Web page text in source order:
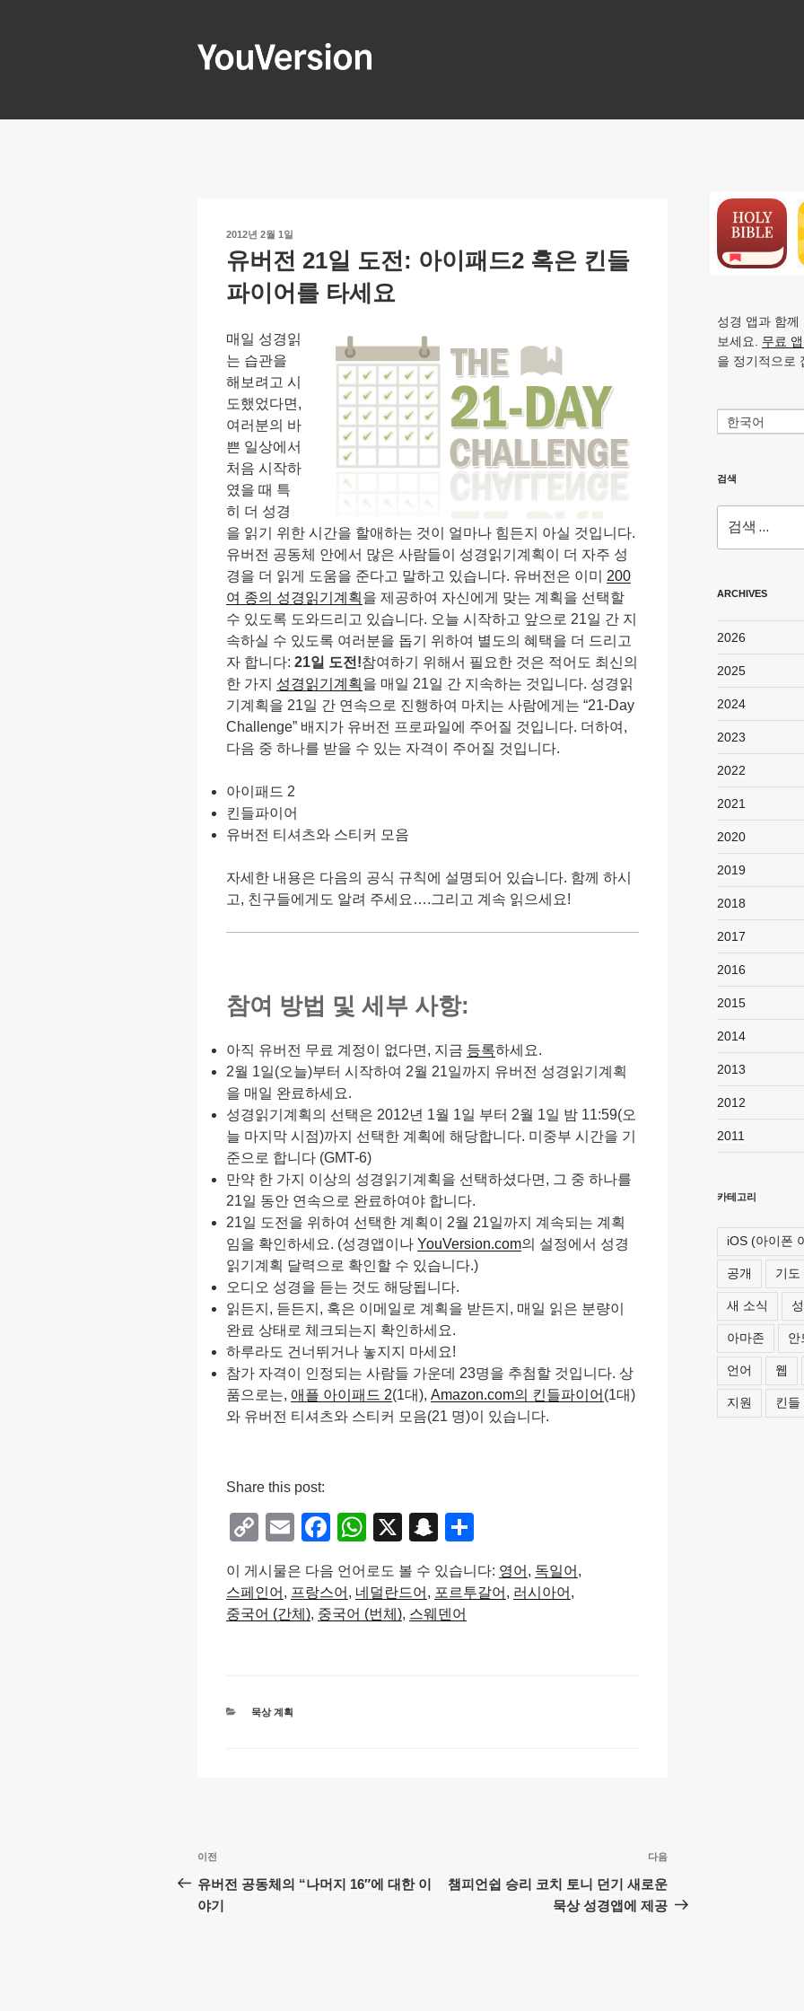
로
작
일
2012년 2월 1일
유버전 21일 도전: 아이패드2 혹은 킨들
파이어를 타세요
매일 성경읽
는 습관을
해보려고 시
도했었다면,
여러분의 바
쁜 일상에서
처음 시작하
였을 때 특
히 더 성경
을 읽기 위한 시간을 할애하는 것이 얼마나 힘든지 아실 것입니다.
유버전 공동체 안에서 많은 사람들이 성경읽기계획이 더 자주 성
경을 더 읽게 도움을 준다고 말하고 있습니다. 유버전은 이미 200
여 종의 성경읽기계획을 제공하여 자신에게 맞는 계획을 선택할
수 있도록 도와드리고 있습니다. 오늘 시작하고 앞으로 21일 간 지
속하실 수 있도록 여러분을 돕기 위하여 별도의 혜택을 더 드리고
자 합니다: 21일 도전!참여하기 위해서 필요한 것은 적어도 최신의
한 가지 성경읽기계획을 매일 21일 간 지속하는 것입니다. 성경읽
기계획을 21일 간 연속으로 진행하여 마치는 사람에게는 “21-Day
Challenge” 배지가 유버전 프로파일에 주어질 것입니다. 더하여,
다음 중 하나를 받을 수 있는 자격이 주어질 것입니다.
아이패드 2
킨들파이어
유버전 티셔츠와 스티커 모음
자세한 내용은 다음의 공식 규칙에 설명되어 있습니다. 함께 하시
고, 친구들에게도 알려 주세요….그리고 계속 읽으세요!
참여 방법 및 세부 사항:
아직 유버전 무료 계정이 없다면, 지금 등록하세요.
2월 1일(오늘)부터 시작하여 2월 21일까지 유버전 성경읽기계획
을 매일 완료하세요.
성경읽기계획의 선택은 2012년 1월 1일 부터 2월 1일 밤 11:59(오
늘 마지막 시점)까지 선택한 계획에 해당합니다. 미중부 시간을 기
준으로 합니다 (GMT-6)
만약 한 가지 이상의 성경읽기계획을 선택하셨다면, 그 중 하나를
21일 동안 연속으로 완료하여야 합니다.
21일 도전을 위하여 선택한 계획이 2월 21일까지 계속되는 계획
임을 확인하세요. (성경앱이나 YouVersion.com의 설정에서 성경
읽기계획 달력으로 확인할 수 있습니다.)
오디오 성경을 듣는 것도 해당됩니다.
읽든지, 듣든지, 혹은 이메일로 계획을 받든지, 매일 읽은 분량이
완료 상태로 체크되는지 확인하세요.
하루라도 건너뛰거나 놓지지 마세요!
참가 자격이 인정되는 사람들 가운데 23명을 추첨할 것입니다. 상
품으로는, 애플 아이패드 2(1대), Amazon.com의 킨들파이어 (1대)
와 유버전 티셔츠와 스티커 모음(21 명)이 있습니다.
Share this post:
C
p
y
k
E
ail
F
c
e
W
at
s
X
S
a
p
ar
이 게시물은 다음 언어로도 볼 수 있습니다: 영어
독일어
스페인어
프랑스어 네덜란드어 포르투갈어
러시아어
중국어 (간체) 중국어 (번체) 스웨덴어
카
묵상 계획
글
탐
색
이
전
글
이전
유버전 공동체의 “나머지 16″에 대한 이
야기
다
음
글
다음
챔피언쉽 승리 코치 토니 던기 새로운
묵상 성경앱에 제공
성경 앱과 함
보세요. 무료
을 정기적으로
한국어
검색
색:
ARCHIVES
2026
2025
2024
2023
2022
2021
2020
2019
2018
2017
2016
2015
2014
2013
2012
2011
카테고리
iOS (아이폰
공개 기도
새 소식
아마존 안
언어 웹
지원 킨들